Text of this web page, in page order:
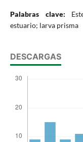
Palabras clave:
estuario; larva prisma
DESCARGAS